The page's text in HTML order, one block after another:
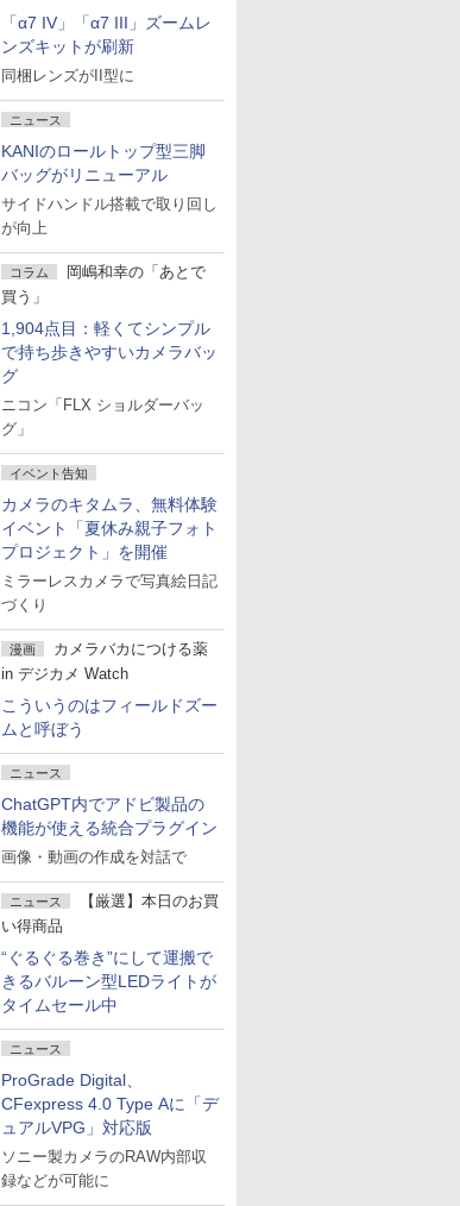
「α7 IV」「α7 III」ズームレ
ンズキットが刷新
同梱レンズがII型に
ニュース
KANIのロールトップ型三脚
バッグがリニューアル
サイドハンドル搭載で取り回し
が向上
コラム
岡嶋和幸の「あとで
買う」
1,904点目：軽くてシンプル
で持ち歩きやすいカメラバッ
グ
ニコン「FLX ショルダーバッ
グ」
イベント告知
カメラのキタムラ、無料体験
イベント「夏休み親子フォト
プロジェクト」を開催
ミラーレスカメラで写真絵日記
づくり
漫画
カメラバカにつける薬
in デジカメ Watch
こういうのはフィールドズー
ムと呼ぼう
ニュース
ChatGPT内でアドビ製品の
機能が使える統合プラグイン
画像・動画の作成を対話で
ニュース
【厳選】本日のお買
い得商品
“ぐるぐる巻き”にして運搬で
きるバルーン型LEDライトが
タイムセール中
ニュース
ProGrade Digital、
CFexpress 4.0 Type Aに「デ
ュアルVPG」対応版
ソニー製カメラのRAW内部収
録などが可能に